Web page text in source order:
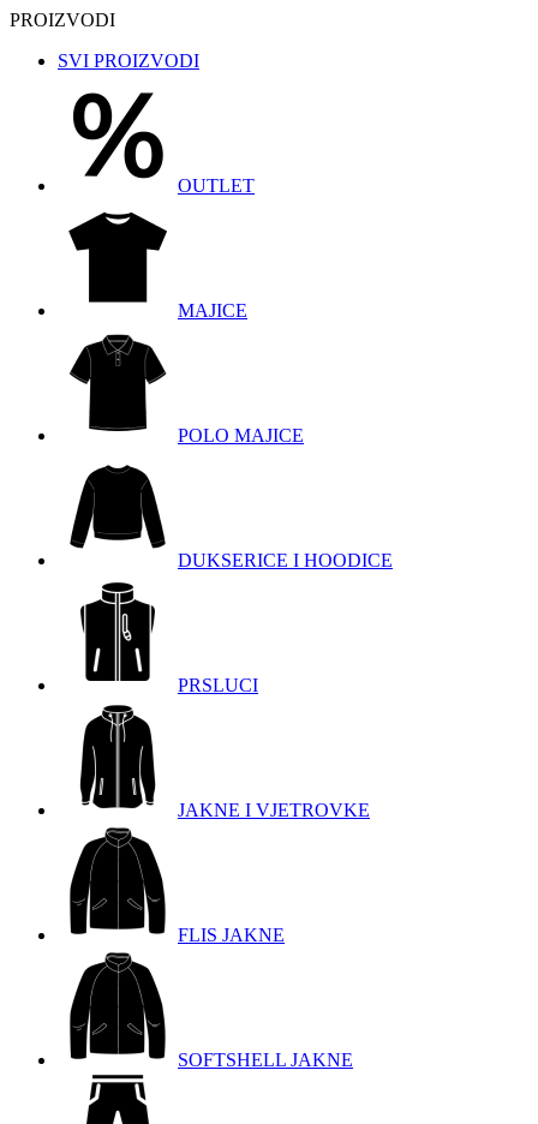
PROIZVODI
SVI PROIZVODI
OUTLET
MAJICE
POLO MAJICE
DUKSERICE I HOODICE
PRSLUCI
JAKNE I VJETROVKE
FLIS JAKNE
SOFTSHELL JAKNE